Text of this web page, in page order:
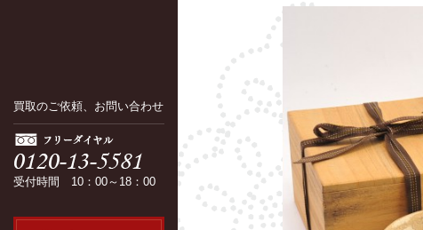
買取のご依頼、お問い合わせ
受付時間 10：00～18：00